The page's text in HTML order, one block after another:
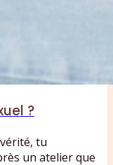
?
tu
un atelier que